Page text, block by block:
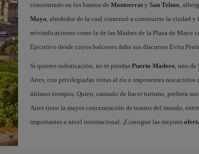
concentrado en los barrios de Montserraty San Telmo,
Mayo, alrededor de la cual comenzó a construirse la ciudad
reivindicaciones como la de las Madres de la Plaza de Mayo
Ejecutivo desde cuyos balcones daba sus discursos Evita
Si quieres sofisticación, no te pierdas Puerto Madero, uno de
Aires, con privilegiadas vistas al río e imponentes rascacielos
últimos tiempos. Quien, cansado de hacer turismo, prefiera
Aires tiene la mayor concentración de teatros del mundo,
importantes a nivel internacional. ¡Consigue las mejores